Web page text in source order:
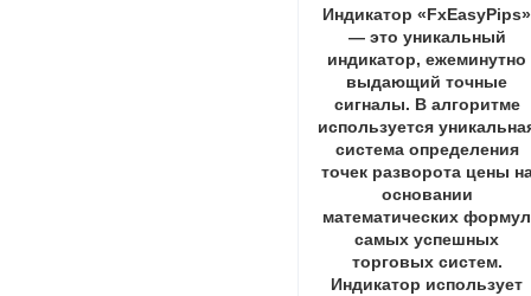
Индикатор «FxEasyPips»
— это уникальный
индикатор, ежеминутно
выдающий точные
сигналы. В алгоритме
используется
система определения
точек разворота цены
основании
математических формул
самых успешных
торговых систем.
Индикатор использует